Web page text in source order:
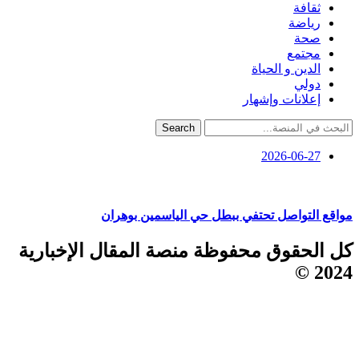
ثقافة
رياضة
صحة
مجتمع
الدين و الحياة
دولي
إعلانات وإشهار
Search
2026-06-27
مواقع التواصل تحتفي ببطل حي الياسمين بوهران
كل الحقوق محفوظة منصة المقال الإخبارية
2024 ©